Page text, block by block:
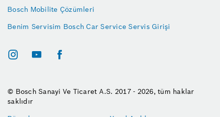
Bosch Mobilite Çözümleri
Benim Servisim Bosch Car Service Servis Girişi
© Bosch Sanayi Ve Ticaret A.S. 2017 - 2026, tüm haklar
saklıdır